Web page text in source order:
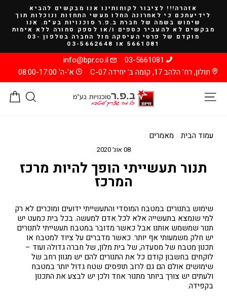
קריאה
אזהרה!!! לציבור לקוחותינו אנו מבקשים להביא
לידיעתכם כי לאחרונה החלו מעשי התחזות ונוכלות תוך
שימוש בשמה של חברת ב.פ.ר סוכנויות בע"מ. אנו
מבקשים לא להעביר כספים ו/או לספק סחורה ללא אימות
מוקדם של פרטי העיסקה מול החברה בטלפון 03-
5661081 או 03-5662648
03-5661081
info@bpr.co.il
חולון, רח' הלהב 17, קומה ב' יחידה C-07
א'-ה' 08:00-17:00
עמוד הבית / מאמרים /
08 אוג׳ 2020
תנור תעשייתי הופך להיות מרכז
המרכז
שימוש בתנורים במטבח המוסדי והתעשייתי ידועים ומוכרים לא רק
למי שנמצא בתעשייה אלא לכל אדם למעשה. בכל בית כמעט יש
תנור שמשמש אותנו אבל כאשר מדובר במטבח תעשייתי לתנורים
יש חלק משמעותי אף יותר. כאשר מדברים על ציוד למטבח או
תכנון מטבח של מסעדה, של בית מלון, של חברה גדולה ועוד –
לוקחים בחשבון קודם כל את התנורים להם יש מגוון רחב של
שימושים אולם הם גם לרוב תופסים שטח גדול יותר במטבח
ולעתים יש צורך ביותר מתנור אחד ולכן יש לבצע את התכנון
בקפידה.